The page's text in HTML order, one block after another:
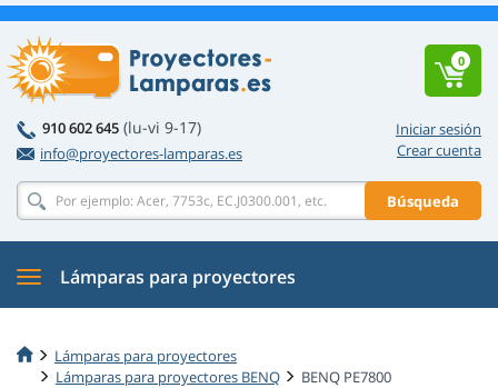
Iniciar sesión
Crear cuenta
910 602 645 (lu-vi 9-17)
info@proyectores-lamparas.es
Búsqueda
0
Lámparas para proyectores
Lámparas para proyectores
Lámparas para proyectores BENQ
BENQ PE7800